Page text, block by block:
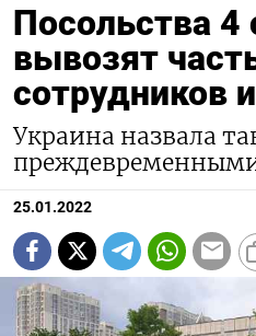
Посольства 4
вывозят
сотрудников
Украина назвала
25.01.2022